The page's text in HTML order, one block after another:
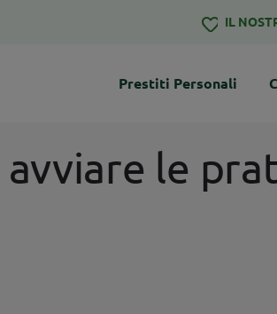
Prestiti Personali
IL
avviare le